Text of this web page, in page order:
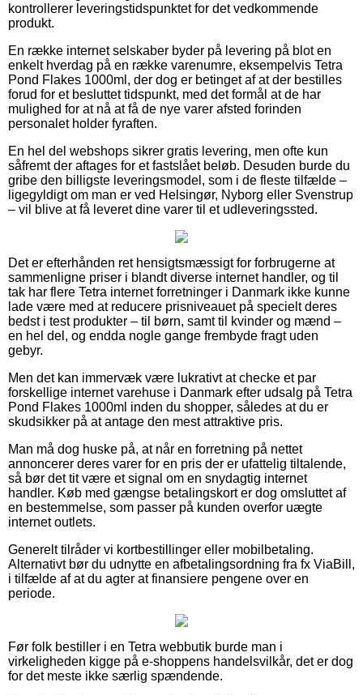
kontrollerer leveringstidspunktet for det vedkommende
produkt.
En række internet selskaber byder på levering på blot en
enkelt hverdag på en række varenumre, eksempelvis Tetra
Pond Flakes 1000ml, der dog er betinget af at der bestilles
forud for et besluttet tidspunkt, med det formål at de har
mulighed for at nå at få de nye varer afsted forinden
personalet holder fyraften.
En hel del webshops sikrer gratis levering, men ofte kun
såfremt der aftages for et fastslået beløb. Desuden burde du
gribe den billigste leveringsmodel, som i de fleste tilfælde –
ligegyldigt om man er ved Helsingør, Nyborg eller Svenstrup
– vil blive at få leveret dine varer til et udleveringssted.
Det er efterhånden ret hensigtsmæssigt for forbrugerne at
sammenligne priser i blandt diverse internet handler, og til
tak har flere Tetra internet forretninger i Danmark ikke kunne
lade være med at reducere prisniveauet på specielt deres
bedst i test produkter – til børn, samt til kvinder og mænd –
en hel del, og endda nogle gange frembyde fragt uden
gebyr.
Men det kan immervæk være lukrativt at checke et par
forskellige internet varehuse i Danmark efter udsalg på Tetra
Pond Flakes 1000ml inden du shopper, således at du er
skudsikker på at antage den mest attraktive pris.
Man må dog huske på, at når en forretning på nettet
annoncerer deres varer for en pris der er ufattelig tiltalende,
så bør det tit være et signal om en snydagtig internet
handler. Køb med gængse betalingskort er dog omsluttet af
en bestemmelse, som passer på kunden overfor uægte
internet outlets.
Generelt tilråder vi kortbestillinger eller mobilbetaling.
Alternativt bør du udnytte en afbetalingsordning fra fx ViaBill,
i tilfælde af at du agter at finansiere pengene over en
periode.
Før folk bestiller i en Tetra webbutik burde man i
virkeligheden kigge på e-shoppens handelsvilkår, det er dog
for det meste ikke særlig spændende.